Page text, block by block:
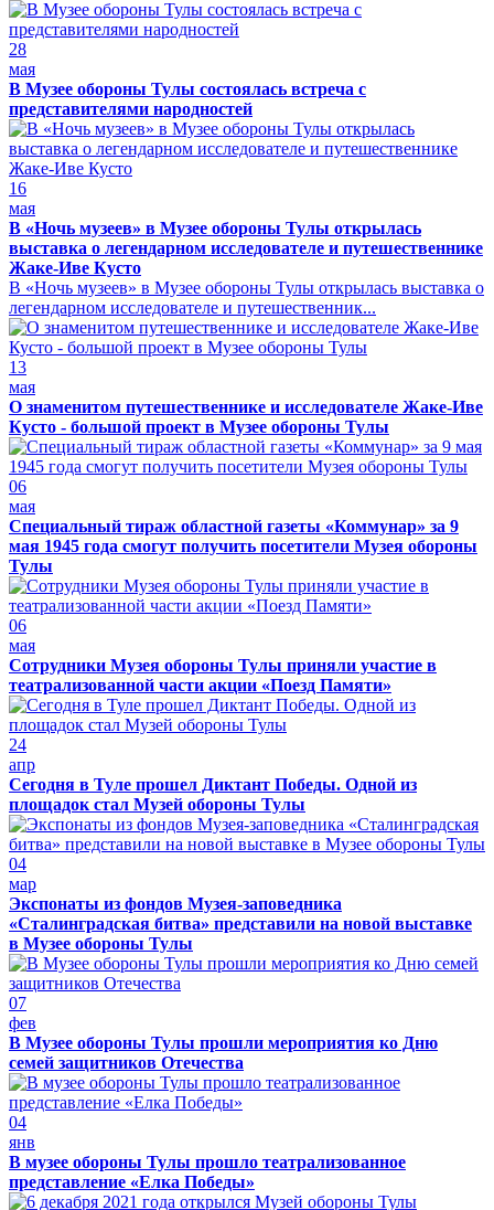
28
мая
В Музее обороны Тулы состоялась встреча с
представителями народностей
16
мая
В «Ночь музеев» в Музее обороны Тулы открылась
выставка о легендарном исследователе и путешественнике
Жаке-Иве Кусто
В «Ночь музеев» в Музее обороны Тулы открылась выставка о
легендарном исследователе и путешественник...
13
мая
О знаменитом путешественнике и исследователе Жаке-Иве
Кусто - большой проект в Музее обороны Тулы
06
мая
Специальный тираж областной газеты «Коммунар» за 9
мая 1945 года смогут получить посетители Музея обороны
Тулы
06
мая
Сотрудники Музея обороны Тулы приняли участие в
театрализованной части акции «Поезд Памяти»
24
апр
Сегодня в Туле прошел Диктант Победы. Одной из
площадок стал Музей обороны Тулы
04
мар
Экспонаты из фондов Музея-заповедника
«Сталинградская битва» представили на новой выставке
в Музее обороны Тулы
07
фев
В Музее обороны Тулы прошли мероприятия ко Дню
семей защитников Отечества
04
янв
В музее обороны Тулы прошло театрализованное
представление «Елка Победы»